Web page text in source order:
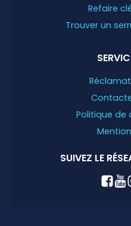
Refaire
Trouver un
Politique de
SUIVEZ LE